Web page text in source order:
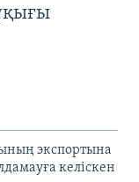
экспортына
келіскен